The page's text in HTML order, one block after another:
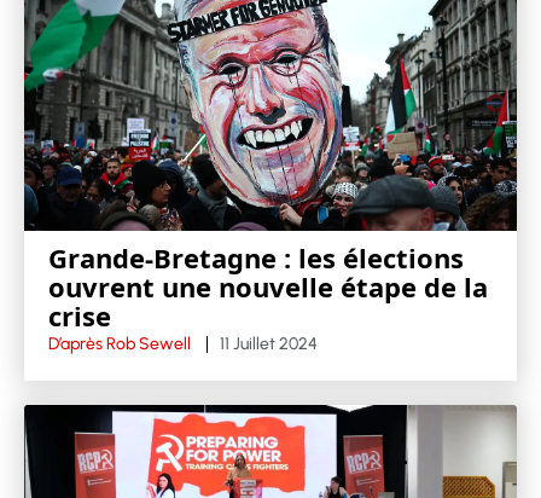
Grande-Bretagne : les élections
ouvrent une nouvelle étape de la
crise
D’après Rob Sewell 11 Juillet 2024